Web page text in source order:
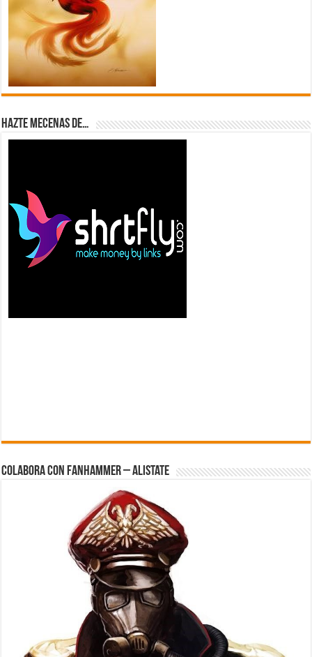
Hazte Mecenas de…
Colabora con FanHammer – Alistate